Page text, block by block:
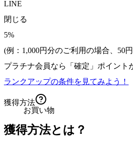
LINE
閉じる
5%
(例：1,000円分のご利用の場合、 50
プラチナ会員なら
「確定」 ポイント
ランクアップの条件を見てみよう！
獲得方法
お買い物
獲得方法とは？